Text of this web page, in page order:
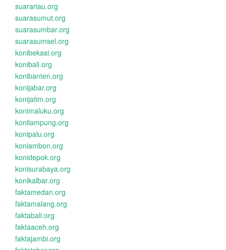
suarariau.org
suarasumut.org
suarasumbar.org
suarasumsel.org
konibekasi.org
konibali.org
konibanten.org
konijabar.org
konijatim.org
konimaluku.org
konilampung.org
konipalu.org
koniambon.org
konidepok.org
konisurabaya.org
konikalbar.org
faktamedan.org
faktamalang.org
faktabali.org
faktaaceh.org
faktajambi.org